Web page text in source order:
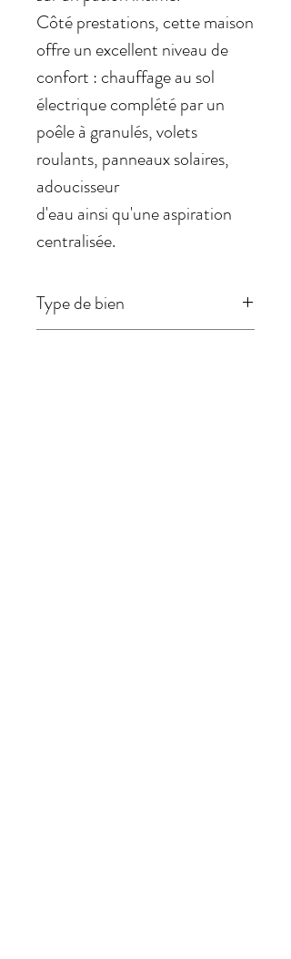
Côté prestations, cette maison
offre un excellent niveau de
confort : chauffage au sol
électrique complété par un
poêle à granulés, volets
roulants, panneaux solaires,
adoucisseur
d'eau ainsi qu'une aspiration
centralisée.
Type de bien